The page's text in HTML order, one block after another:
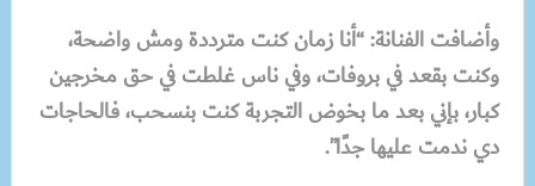
وأضافت الفنانة: “أنا زمان كنت مترددة ومش واضحة،
وكنت بقعد في بروفات، وفي ناس غلطت في حق مخرجين
كبار، بإني بعد ما بخوض التجربة كنت بنسحب، فالحاجات
دي ندمت عليها جدًا”.